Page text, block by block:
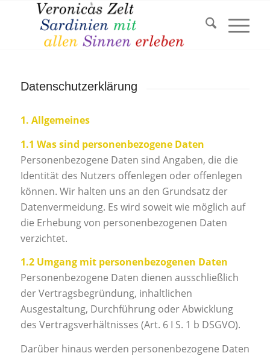
Datenschutzerklärung
1. Allgemeines
1.1 Was sind personenbezogene Daten
Personenbezogene Daten sind Angaben, die die
Identität des Nutzers offenlegen oder offenlegen
können. Wir halten uns an den Grundsatz der
Datenvermeidung. Es wird soweit wie möglich auf
die Erhebung von personenbezogenen Daten
verzichtet.
1.2 Umgang mit personenbezogenen Daten
Personenbezogene Daten dienen ausschließlich
der Vertragsbegründung, inhaltlichen
Ausgestaltung, Durchführung oder Abwicklung
des Vertragsverhältnisses (Art. 6 I S. 1 b DSGVO).
Darüber hinaus werden personenbezogene Daten